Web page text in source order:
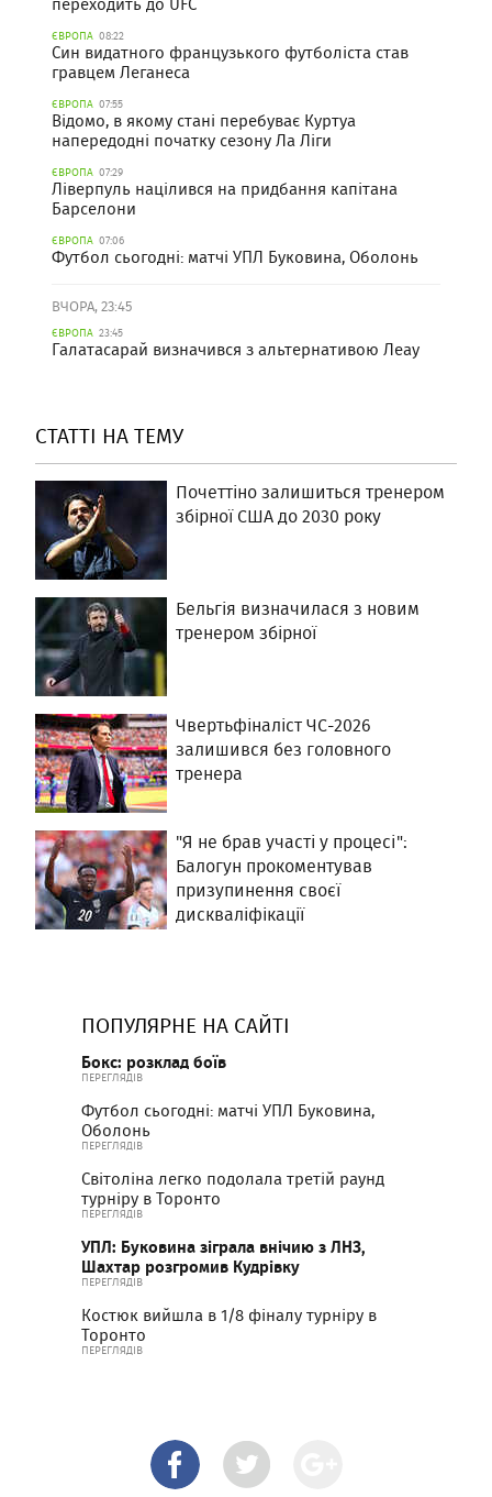
ЄВРОПА 08:22
Син видатного французького футболіста став
гравцем Леганеса
ЄВРОПА 07:55
Відомо, в якому стані перебуває Куртуа
напередодні початку сезону Ла Ліги
ЄВРОПА 07:29
Ліверпуль націлився на придбання капітана
Барселони
ЄВРОПА 07:06
Футбол сьогодні: матчі УПЛ Буковина, Оболонь
ВЧОРА, 23:45
ЄВРОПА 23:45
Галатасарай визначився з альтернативою Леау
СТАТТІ НА ТЕМУ
Почеттіно залишиться тренером
збірної США до 2030 року
Бельгія визначилася з новим
тренером збірної
Чвертьфіналіст ЧС-2026
залишився без головного
тренера
"Я не брав участі у процесі":
Балогун прокоментував
призупинення своєї
дискваліфікації
ПОПУЛЯРНЕ НА САЙТІ
Бокс: розклад боїв
ПЕРЕГЛЯДІВ
Футбол сьогодні: матчі УПЛ Буковина,
Оболонь
ПЕРЕГЛЯДІВ
Світоліна легко подолала третій раунд
турніру в Торонто
ПЕРЕГЛЯДІВ
УПЛ: Буковина зіграла внічию з ЛНЗ,
Шахтар розгромив Кудрівку
ПЕРЕГЛЯДІВ
Костюк вийшла в 1/8 фіналу турніру в
Торонто
ПЕРЕГЛЯДІВ